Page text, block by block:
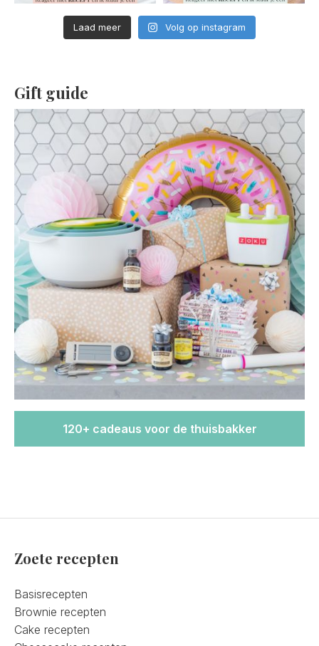
Laad meer Volg op instagram
Gift guide
120+ cadeaus voor de thuisbakker
Zoete recepten
Basisrecepten
Brownie recepten
Cake recepten